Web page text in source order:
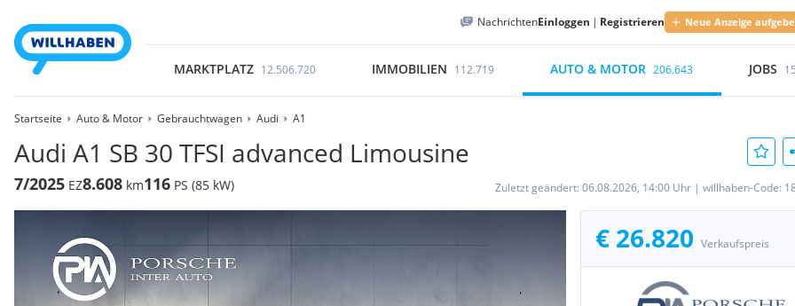
NachrichtenEinloggen | Registrieren Neue Anzeige
MARKTPLATZ 12.506.720 IMMOBILIEN 112.719 AUTO & MOTOR 206.643 JOBS
Startseite Auto & Motor Gebrauchtwagen Audi A1
Audi A1 SB 30 TFSI advanced Limousine
7/2025 EZ8.608 km116 PS (85 kW) Zuletzt geändert: 06.08.2026, 14:00 Uhr | willhaben-Code:
€ 26.820 Verkaufspreis